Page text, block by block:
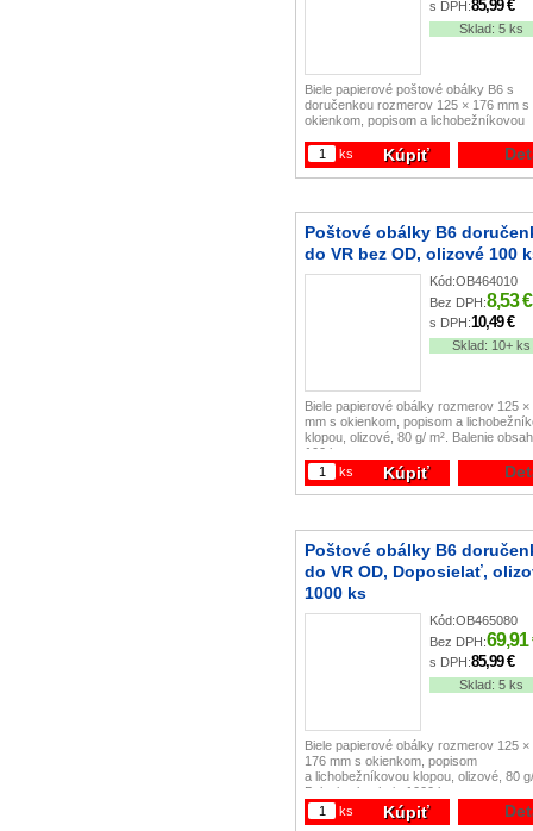
s DPH:85,99 €
Sklad:5 ks
Biele papierové poštové obálky B6 s
doručenkou rozmerov 125 × 176 mm s
okienkom, popisom a lichobežníkovou
ks
Kúpiť
Poštové obálky B6
do VR bez OD, olizové 100
Kód:OB464010
Bez DPH:8,53 €
s DPH:10,49 €
Sklad: 10+ ks
Biele papierové obálky rozmerov 125 ×
mm s okienkom, popisom a
klopou, olizové, 80 g/ m². Balenie
100 ks.
ks
Kúpiť
Poštové obálky B6
do VR OD, Doposielať,
1000 ks
Kód:OB465080
Bez DPH:69,91
s DPH:85,99 €
Sklad:5 ks
Biele papierové obálky rozmerov 125 ×
176 mm s okienkom, popisom
a lichobežníkovou klopou, olizové, 80
Balenie obsahuje 1000 ks.
ks
Kúpiť